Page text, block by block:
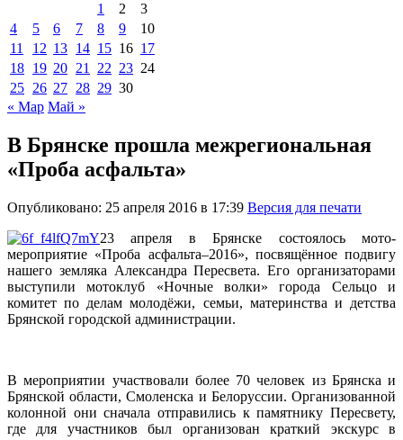
1 2
3
4
5 6 7 8 9
10
11
12 13 14 15 16 17
18 19 20 21 22 23 24
25 26 27 28 29 30
« Мар Май »
В Брянске прошла межрегиональная
«Проба асфальта»
Опубликовано: 25 апреля 2016 в 17:39 Версия для печати
23 апреля в Брянске состоялось мото-
мероприятие «Проба асфальта–2016», посвящённое подвигу
нашего земляка Александра Пересвета. Его организаторами
выступили мотоклуб «Ночные волки» города Сельцо и
комитет по делам молодёжи, семьи, материнства и детства
Брянской городской администрации.
В мероприятии участвовали более 70 человек из Брянска и
Брянской области, Смоленска и Белоруссии. Организованной
колонной они сначала отправились к памятнику Пересвету,
где для участников был организован краткий экскурс в